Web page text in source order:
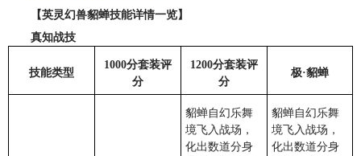
【英灵幻兽貂蝉技能详情一览】
真知战技
技能类型
1000分套装评
分
1200分套装评
分
极·貂蝉
貂蝉自幻乐舞
境飞入战场，
化出数道分身
貂蝉自幻乐舞
境飞入战场，
化出数道分身